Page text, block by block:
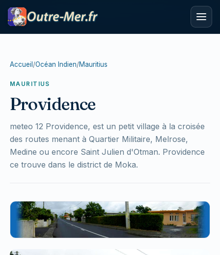
Accueil /Océan Indien/Mauritius
MAURITIUS
Providence
meteo 12 Providence, est un petit village à la croisée
des routes menant à Quartier Militaire, Melrose,
Medine ou encore Saint Julien d'Otman. Providence
ce trouve dans le district de Moka.